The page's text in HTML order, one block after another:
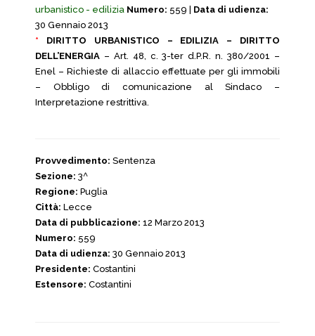
urbanistico - edilizia Numero: 559 | Data di udienza:
30 Gennaio 2013
* DIRITTO URBANISTICO – EDILIZIA – DIRITTO
DELL’ENERGIA – Art. 48, c. 3-ter d.P.R. n. 380/2001 –
Enel – Richieste di allaccio effettuate per gli immobili
– Obbligo di comunicazione al Sindaco –
Interpretazione restrittiva.
Provvedimento: Sentenza
Sezione: 3^
Regione: Puglia
Città: Lecce
Data di pubblicazione: 12 Marzo 2013
Numero: 559
Data di udienza: 30 Gennaio 2013
Presidente: Costantini
Estensore: Costantini